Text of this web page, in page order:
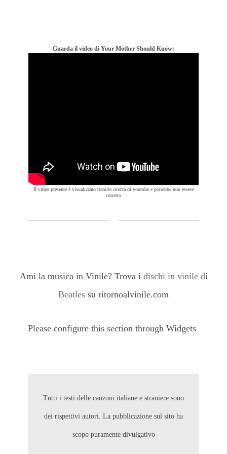
Guarda il video di Your Mother Should Know:
Il video presente è visualizzato tramite ricerca di youtube e potrebbe non essere
corretto
Ami la musica in Vinile? Trova i dischi in vinile di
Beatles su ritornoalvinile.com
Please configure this section through Widgets
Tutti i testi delle canzoni italiane e straniere sono
dei rispettivi autori. La pubblicazione sul sito ha
scopo puramente divulgativo